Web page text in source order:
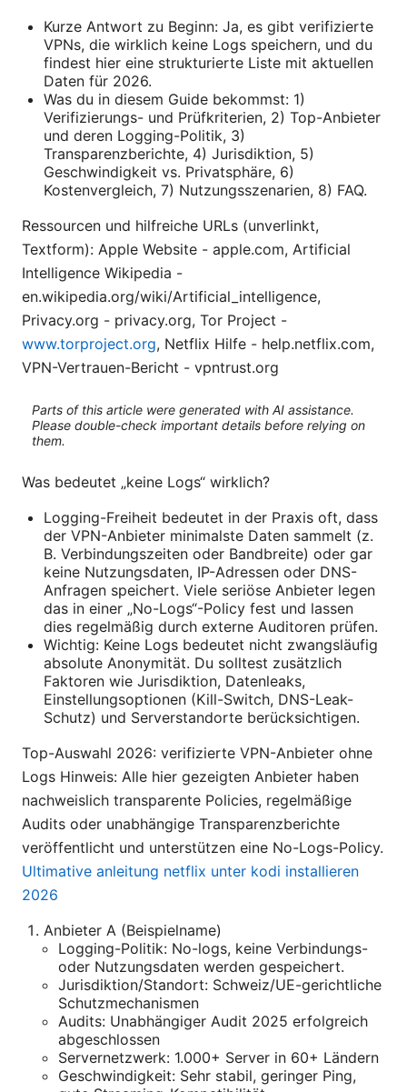
Kurze Antwort zu Beginn: Ja, es gibt verifizierte
VPNs, die wirklich keine Logs speichern, und du
findest hier eine strukturierte Liste mit aktuellen
Daten für 2026.
Was du in diesem Guide bekommst: 1)
Verifizierungs- und Prüfkriterien, 2) Top-Anbieter
und deren Logging-Politik, 3)
Transparenzberichte, 4) Jurisdiktion, 5)
Geschwindigkeit vs. Privatsphäre, 6)
Kostenvergleich, 7) Nutzungsszenarien, 8) FAQ.
Ressourcen und hilfreiche URLs (unverlinkt,
Textform): Apple Website - apple.com, Artificial
Intelligence Wikipedia -
en.wikipedia.org/wiki/Artificial_intelligence,
Privacy.org - privacy.org, Tor Project -
www.torproject.org, Netflix Hilfe - help.netflix.com,
VPN-Vertrauen-Bericht - vpntrust.org
Parts of this article were generated with AI assistance.
Please double-check important details before relying on
them.
Was bedeutet „keine Logs“ wirklich?
Logging-Freiheit bedeutet in der Praxis oft, dass
der VPN-Anbieter minimalste Daten sammelt (z.
B. Verbindungszeiten oder Bandbreite) oder gar
keine Nutzungsdaten, IP-Adressen oder DNS-
Anfragen speichert. Viele seriöse Anbieter legen
das in einer „No-Logs“-Policy fest und lassen
dies regelmäßig durch externe Auditoren prüfen.
Wichtig: Keine Logs bedeutet nicht zwangsläufig
absolute Anonymität. Du solltest zusätzlich
Faktoren wie Jurisdiktion, Datenleaks,
Einstellungsoptionen (Kill-Switch, DNS-Leak-
Schutz) und Serverstandorte berücksichtigen.
Top-Auswahl 2026: verifizierte VPN-Anbieter ohne
Logs Hinweis: Alle hier gezeigten Anbieter haben
nachweislich transparente Policies, regelmäßige
Audits oder unabhängige Transparenzberichte
veröffentlicht und unterstützen eine No-Logs-Policy.
Ultimative anleitung netflix unter kodi installieren
2026
Anbieter A (Beispielname)
Logging-Politik: No-logs, keine Verbindungs-
oder Nutzungsdaten werden gespeichert.
Jurisdiktion/Standort: Schweiz/UE-gerichtliche
Schutzmechanismen
Audits: Unabhängiger Audit 2025 erfolgreich
abgeschlossen
Servernetzwerk: 1.000+ Server in 60+ Ländern
Geschwindigkeit: Sehr stabil, geringer Ping,